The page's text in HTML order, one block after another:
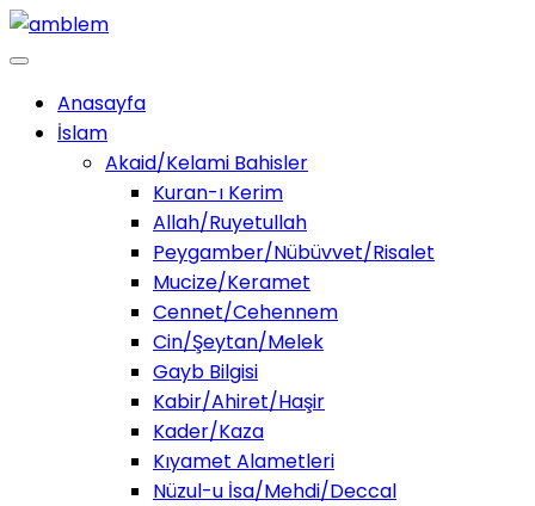
Anasayfa
İslam
Akaid/Kelami Bahisler
Kuran-ı Kerim
Allah/Ruyetullah
Peygamber/Nübüvvet/Risalet
Mucize/Keramet
Cennet/Cehennem
Cin/Şeytan/Melek
Gayb Bilgisi
Kabir/Ahiret/Haşir
Kader/Kaza
Kıyamet Alametleri
Nüzul-u İsa/Mehdi/Deccal